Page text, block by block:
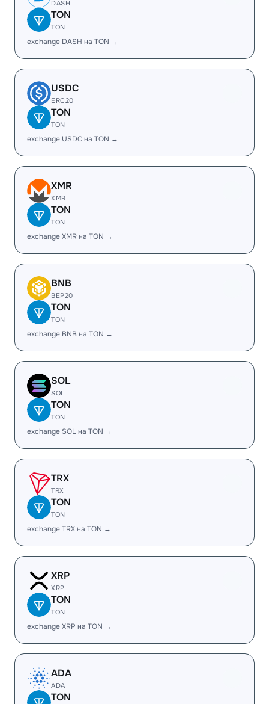
DASH
TON
TON
exchange DASH на TON →
USDC
ERC20
TON
TON
exchange USDC на TON →
XMR
XMR
TON
TON
exchange XMR на TON →
BNB
BEP20
TON
TON
exchange BNB на TON →
SOL
SOL
TON
TON
exchange SOL на TON →
TRX
TRX
TON
TON
exchange TRX на TON →
XRP
XRP
TON
TON
exchange XRP на TON →
ADA
ADA
TON